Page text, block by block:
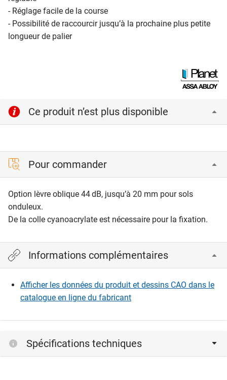
- Réglage facile de la course
- Possibilité de raccourcir jusqu’à la prochaine plus petite
longueur de palier
Ce produit n’est plus disponible
Pour commander
Option lèvre oblique 44 dB, jusqu’à 20 mm pour sols
onduleux.
De la colle cyanoacrylate est nécessaire pour la fixation.
Informations complémentaires
Afficher les données du produit et dessins CAO dans le
catalogue en ligne du fabricant
Spécifications techniques